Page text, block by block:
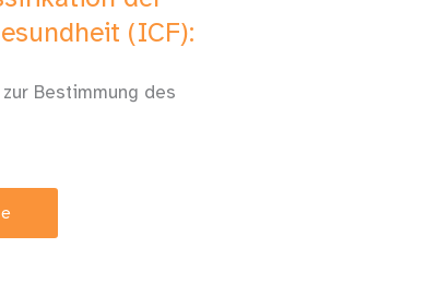
(ICF):
zur Bestimmung des